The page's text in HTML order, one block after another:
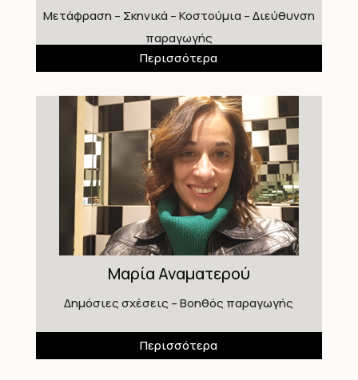
Μετάφραση – Σκηνικά – Κοστούμια – Διεύθυνση
παραγωγής
Περισσότερα
Μαρία Αναματερού
Δημόσιες σχέσεις – Βοηθός παραγωγής
Περισσότερα